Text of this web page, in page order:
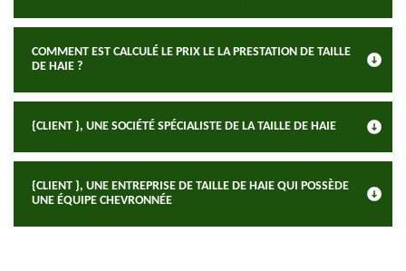
COMMENT EST CALCULÉ LE PRIX LE LA PRESTATION DE TAILLE
DE HAIE ?
{CLIENT }, UNE SOCIÉTÉ SPÉCIALISTE DE LA TAILLE DE HAIE
{CLIENT }, UNE ENTREPRISE DE TAILLE DE HAIE QUI POSSÈDE
UNE ÉQUIPE CHEVRONNÉE